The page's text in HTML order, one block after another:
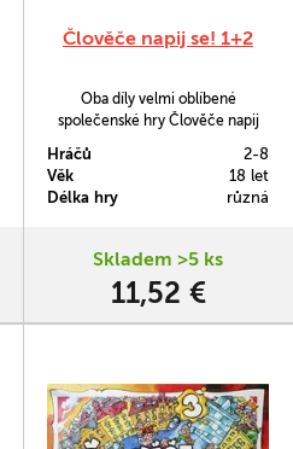
Člověče napij se! 1+2
Oba díly velmi oblíbené
společenské hry Člověče napij
Hráčů
2-8
Věk
18 let
Délka hry
různá
Skladem >5 ks
11,52 €